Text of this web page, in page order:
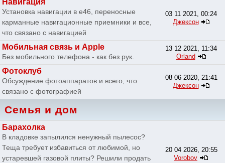
Навигация
Установка навигации в e46, переносные
карманные навигационные приемники и все,
что связано с навигацией
03 11 2021, 00:24
Джексон
Мобильная связь и Apple
Без мобильного телефона - как без рук.
13 12 2021, 11:34
Orland
Фотоклуб
Обсуждение фотоаппаратов и всего, что
связано с фотографией
08 06 2020, 21:41
Джексон
Семья и дом
Барахолка
В кладовке запылился ненужный пылесос?
Теща требует избавиться от любимой, но
устаревшей газовой плиты? Решили продать
20 04 2026, 20:55
Vorobov